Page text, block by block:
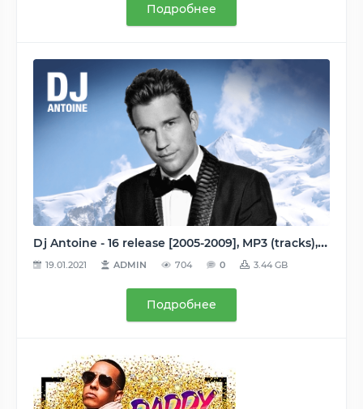
Подробнее
Dj Antoine - 16 release [2005-2009], MP3 (tracks), 192-320 kbps
19.01.2021 ADMIN 704 0 3.44 GB
Подробнее